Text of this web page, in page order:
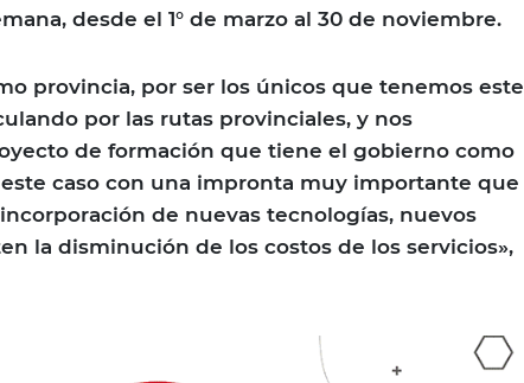
desde el 1° de marzo al 30 de noviembre.
provincia, por ser los únicos que tenemos este
por las rutas provinciales, y nos
de formación que tiene el gobierno como
caso con una impronta muy importante que
de nuevas tecnologías, nuevos
la disminución de los costos de los servicios»,